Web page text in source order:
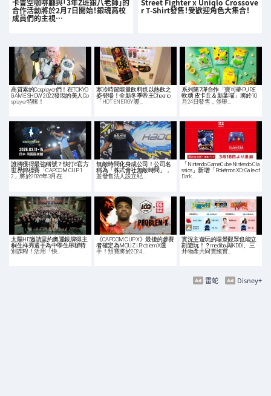
合作活動將於2月7日開始！銀魂高校
成員們的主視…
r T-Shirt發售！受歡迎角色大集合！
高質素的Cosplayer們！在TOKYO
GAME SHOW 2022發現的美人Co
splayer特輯！
寒冷時節能量飲料也以熱飲之
姿登場！全新冬季帝王Cheerio
「HOT ENERGY 暖…
系列第7彈合作「寶可夢PURE
軟糖 皮卡丘＆新葉喵」將於10
月24日發售，並舉…
誰將獲得最強稱號？快打6官方
世界錦標賽「CAPCOM CUP 1
2」將於2026年3月在…
無敵時間化身成公司！公司名
稱為「株式會社無敵時間」，
並發售法人設立紀…
「Nintendo GameCube Nintendo Cla
ssics」新增「Pokémon XD: Gale of
Dark…
太陽HD邀請里約奧運銀牌得主
桐生祥秀選手為中學生舉辦特
別課程！活用「快…
《CAPCOM CUP X》最後的參賽
者確定為MOUZ | Problem X選
手！預賽將於2024…
實況主遊玩的場景觀眾也能立
刻遊玩！？mediba與KDDI、三
井物產共同實施實…
Disney+
雷蛇